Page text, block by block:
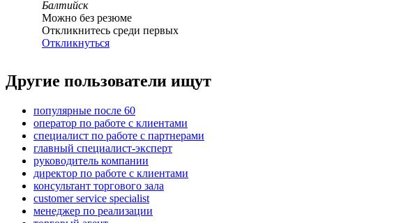
Балтийск
Можно без резюме
Откликнитесь среди первых
Откликнуться
Другие пользователи ищут
популярные после 60
оператор по работе с клиентами
специалист по работе с партнерами
главный специалист-эксперт
руководитель компании
директор по работе с клиентами
консультант торгового зала
customer service specialist
менеджер по реализации